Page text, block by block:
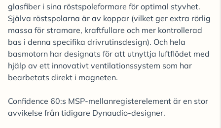
glasfiber i sina röstspoleformare för optimal styvhet.
Själva röstspolarna är av koppar (vilket ger extra rörlig
massa för stramare, kraftfullare och mer kontrollerad
bas i denna specifika drivrutinsdesign). Och hela
basmotorn har designats för att utnyttja luftflödet med
hjälp av ett innovativt ventilationssystem som har
bearbetats direkt i magneten.
Confidence 60:s MSP-mellanregisterelement är en stor
avvikelse från tidigare Dynaudio-designer.